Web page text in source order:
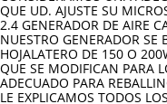
QUE UD. AJUSTE SU
2.4 GENERADOR DE AIRE
NUESTRO GENERADOR SE
HOJALATERO DE 150 O
QUE SE MODIFICAN PARA
ADECUADO PARA
LE EXPLICAMOS TODOS